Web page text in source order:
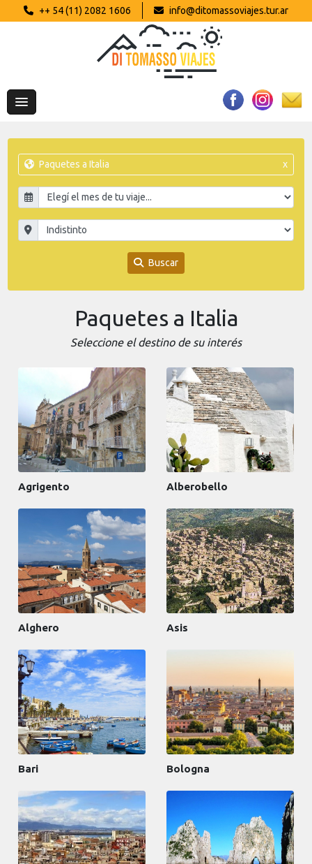
++ 54 (11) 2082 1606 info@ditomassoviajes.tur.ar
Paquetes a Italia x
Buscar
Paquetes a Italia
Seleccione el destino de su interés
Agrigento Alberobello
Alghero Asis
Bari Bologna